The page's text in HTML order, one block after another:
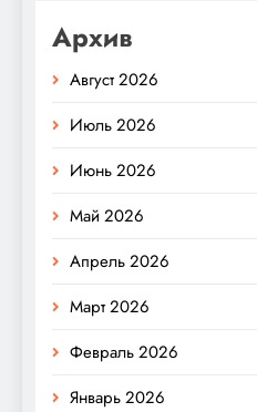
Архив
Август 2026
Июль 2026
Июнь 2026
Май 2026
Апрель 2026
Март 2026
Февраль 2026
Январь 2026